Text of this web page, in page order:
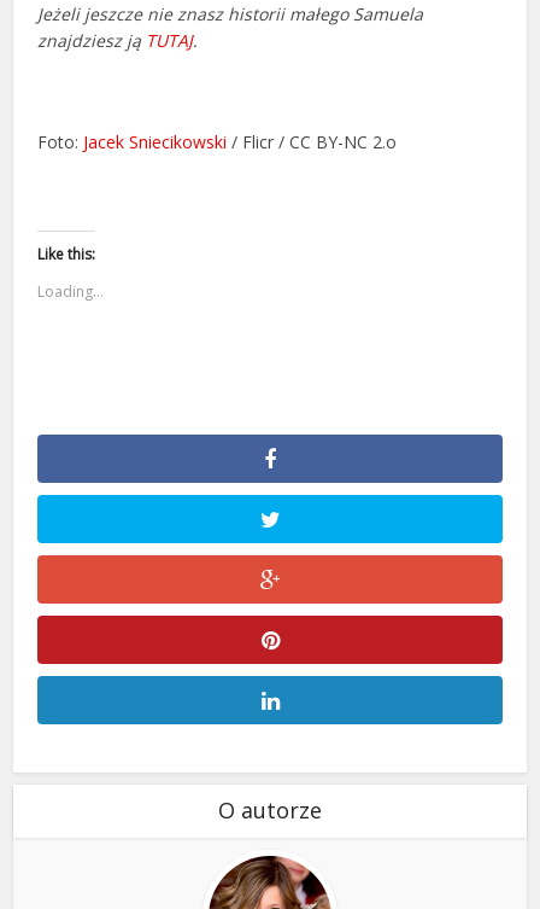
Jeżeli jeszcze nie znasz historii małego Samuela
znajdziesz ją TUTAJ.
Foto: Jacek Sniecikowski / Flicr / CC BY-NC 2.o
Like this:
Loading...
O autorze